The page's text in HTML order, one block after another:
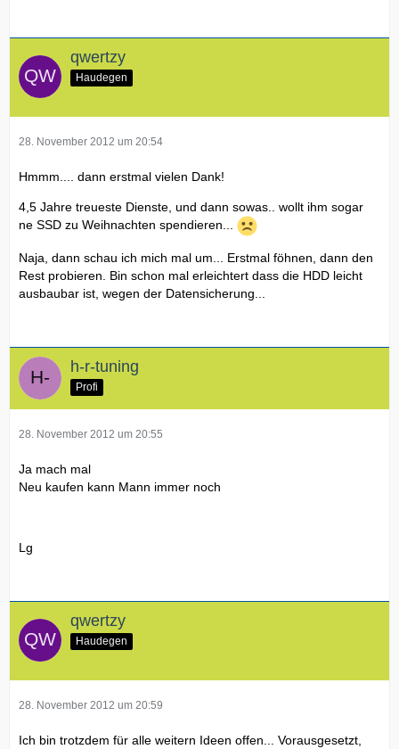
qwertzy
Haudegen
28. November 2012 um 20:54
Hmmm.... dann erstmal vielen Dank!
4,5 Jahre treueste Dienste, und dann sowas.. wollt ihm sogar
ne SSD zu Weihnachten spendieren...
Naja, dann schau ich mich mal um... Erstmal föhnen, dann den
Rest probieren. Bin schon mal erleichtert dass die HDD leicht
ausbaubar ist, wegen der Datensicherung...
h-r-tuning
Profi
28. November 2012 um 20:55
Ja mach mal
Neu kaufen kann Mann immer noch
Lg
qwertzy
Haudegen
28. November 2012 um 20:59
Ich bin trotzdem für alle weitern Ideen offen... Vorausgesetzt,